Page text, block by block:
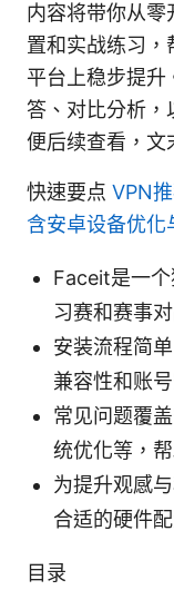
内容将带你从
置和实战练习，
平台上稳步提
答、对比分析，
便后续查看，文
快速要点 VPN
含安卓设备优化
Faceit是一
习赛和赛事
安装流程简
兼容性和账号
常见问题覆
统优化等，
为提升观感
合适的硬件
目录